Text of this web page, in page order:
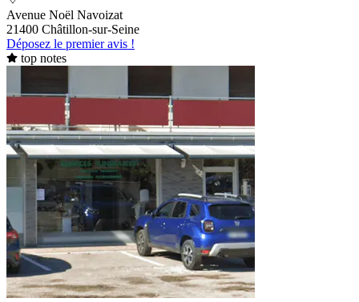
Avenue Noël Navoizat
21400 Châtillon-sur-Seine
Déposez le premier avis !
top notes